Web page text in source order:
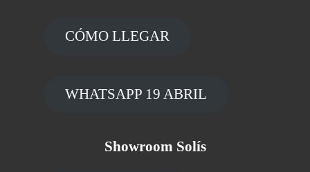
CÓMO LLEGAR
WHATSAPP 19 ABRIL
Showroom Solís